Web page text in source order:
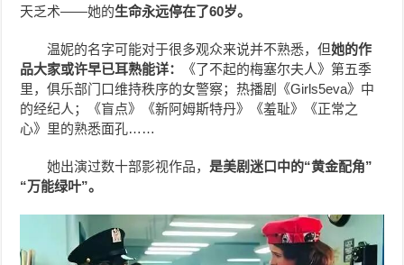
天乏术——她的生命永远停在了60岁。
温妮的名字可能对于很多观众来说并不熟悉，但她的作
品大家或许早已耳熟能详：
《了不起的梅塞尔夫人》第五季
里，俱乐部门口维持秩序的女警察；热播剧《Girls5eva》中
的经纪人；《盲点》《新阿姆斯特丹》《羞耻》《正常之
心》里的熟悉面孔……
她出演过数十部影视作品，是美剧迷口中的“黄金配角”
“万能绿叶”。